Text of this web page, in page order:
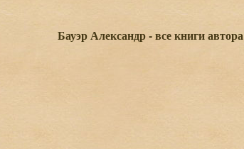
Бауэр Александр - все книги автора